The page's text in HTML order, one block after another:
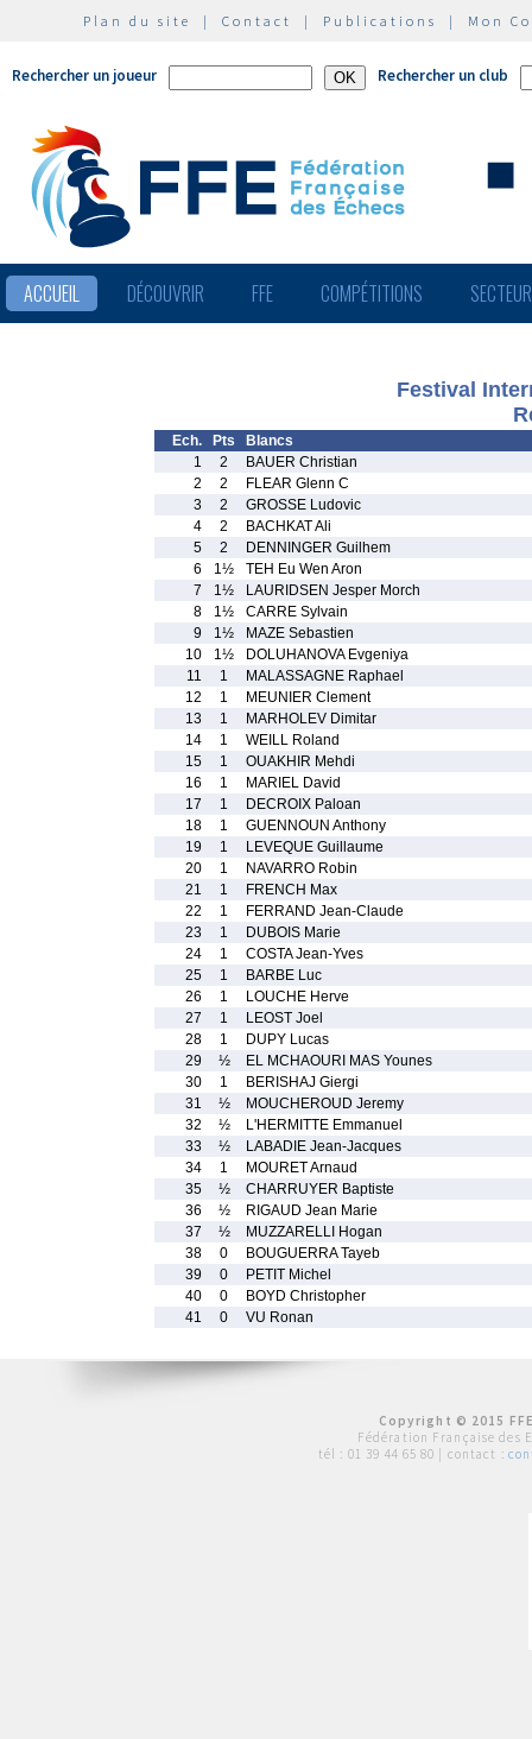
Plan du site | Contact | Publications | Mon
Rechercher un joueur Rechercher un club
ACCUEIL DÉCOUVRIR FFE COMPÉTITIONS
Festival
Ech. Pts
Blancs
1
2
BAUER Christian
2
2
FLEAR Glenn C
3
2
GROSSE Ludovic
4
2
BACHKAT Ali
5
2
DENNINGER Guilhem
6
1½
TEH Eu Wen Aron
7
1½
LAURIDSEN Jesper Morch
8
1½
CARRE Sylvain
9
1½
MAZE Sebastien
10
1½
DOLUHANOVA Evgeniya
11
1
MALASSAGNE Raphael
12
1
MEUNIER Clement
13
1
MARHOLEV Dimitar
14
1
WEILL Roland
15
1
OUAKHIR Mehdi
16
1
MARIEL David
17
1
DECROIX Paloan
18
1
GUENNOUN Anthony
19
1
LEVEQUE Guillaume
20
1
NAVARRO Robin
21
1
FRENCH Max
22
1
FERRAND Jean-Claude
23
1
DUBOIS Marie
24
1
COSTA Jean-Yves
25
1
BARBE Luc
26
1
LOUCHE Herve
27
1
LEOST Joel
28
1
DUPY Lucas
29
½
EL MCHAOURI MAS Younes
30
1
BERISHAJ Giergi
31
½
MOUCHEROUD Jeremy
32
½
L'HERMITTE Emmanuel
33
½
LABADIE Jean-Jacques
34
1
MOURET Arnaud
35
½
CHARRUYER Baptiste
36
½
RIGAUD Jean Marie
37
½
MUZZARELLI Hogan
38
0
BOUGUERRA Tayeb
39
0
PETIT Michel
40
0
BOYD Christopher
41
0 VU Ronan
Copyright © 2015
Fédération Française des
tél : 01 39 44 65 80 | contact :